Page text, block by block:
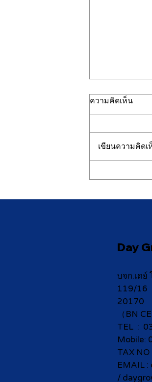
2026
ความคิดเห็น
เขียนความคิด
Day
บจก.เดย์
119/16
20170
（BN
TEL :
Mobile:
TAX
EMAIL :
/